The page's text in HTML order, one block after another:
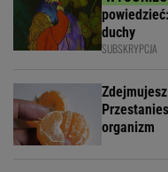
duchy
SUBSKRYPCJA
organizm